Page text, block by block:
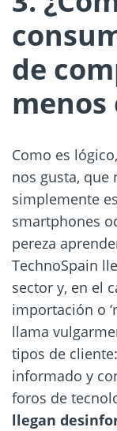
de
menos
Como es
nos gusta, que
simplemente
smartphones
pereza
TechnoSpain
sector y, en el
importación o
llama
tipos de
informado y
foros de
llegan